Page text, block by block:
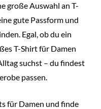
große Auswahl an T-
gute Passform und
Egal, ob du ein
T-Shirt für Damen
suchst – du findest
passen.
für Damen und finde